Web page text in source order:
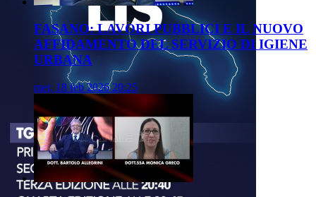
FASANO: LAVORI PUBBLICI E IL NUOVO
AFFIDAMENTO DEL SERVIZIO DI IGIENE
URBANA
mer, 18 feb 2026 20:25